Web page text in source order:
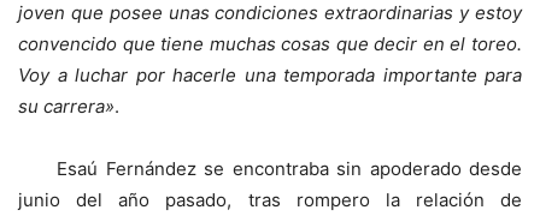
joven que posee unas condiciones extraordinarias y estoy
convencido que tiene muchas cosas que decir en el toreo.
Voy a luchar por hacerle una temporada importante para
su carrera».
Esaú Fernández se encontraba sin apoderado desde
junio del año pasado, tras rompero la relación de